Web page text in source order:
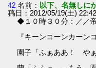
42 名前： 以下、名無しに
稿日：2012/05/19(土)
◆１０時３０分：／／
『キーンコーンカーン
園子「ふぁああ！ や